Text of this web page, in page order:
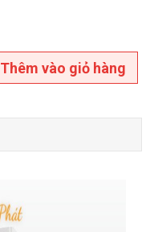
Thêm vào giỏ hàng